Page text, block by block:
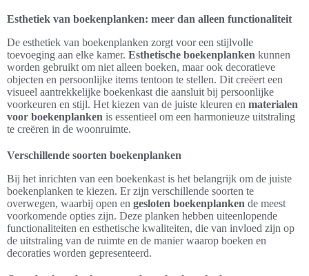
Esthetiek van boekenplanken: meer dan alleen functionaliteit
De esthetiek van boekenplanken zorgt voor een stijlvolle
toevoeging aan elke kamer. Esthetische boekenplanken kunnen
worden gebruikt om niet alleen boeken, maar ook decoratieve
objecten en persoonlijke items tentoon te stellen. Dit creëert een
visueel aantrekkelijke boekenkast die aansluit bij persoonlijke
voorkeuren en stijl. Het kiezen van de juiste kleuren en materialen
voor boekenplanken is essentieel om een harmonieuze uitstraling
te creëren in de woonruimte.
Verschillende soorten boekenplanken
Bij het inrichten van een boekenkast is het belangrijk om de juiste
boekenplanken te kiezen. Er zijn verschillende soorten te
overwegen, waarbij open en gesloten boekenplanken de meest
voorkomende opties zijn. Deze planken hebben uiteenlopende
functionaliteiten en esthetische kwaliteiten, die van invloed zijn op
de uitstraling van de ruimte en de manier waarop boeken en
decoraties worden gepresenteerd.